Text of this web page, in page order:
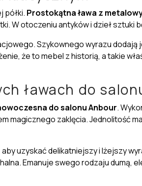
półki. Prostokątna ława z
. W otoczeniu antyków i dzieł sztuki
. Szykownego wyrazu dodają
że to mebel z historią, a takie
ławach do
do salonuAnbour.
magicznego zaklęcia. Jednolitość
uzyskać delikatniejszy i lżejszy
Emanuje swego rodzaju dumą,